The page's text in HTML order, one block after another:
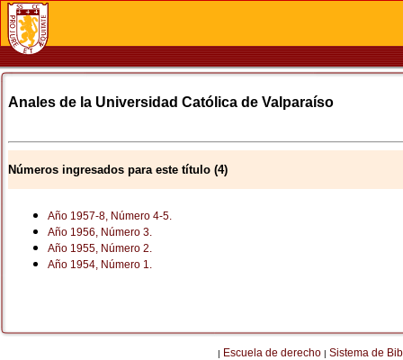
Anales de la Universidad Católica de Valparaíso
Números ingresados para este título (4)
Año 1957-8, Número 4-5.
Año 1956, Número 3.
Año 1955, Número 2.
Año 1954, Número 1.
| Escuela de derecho | Sistema de